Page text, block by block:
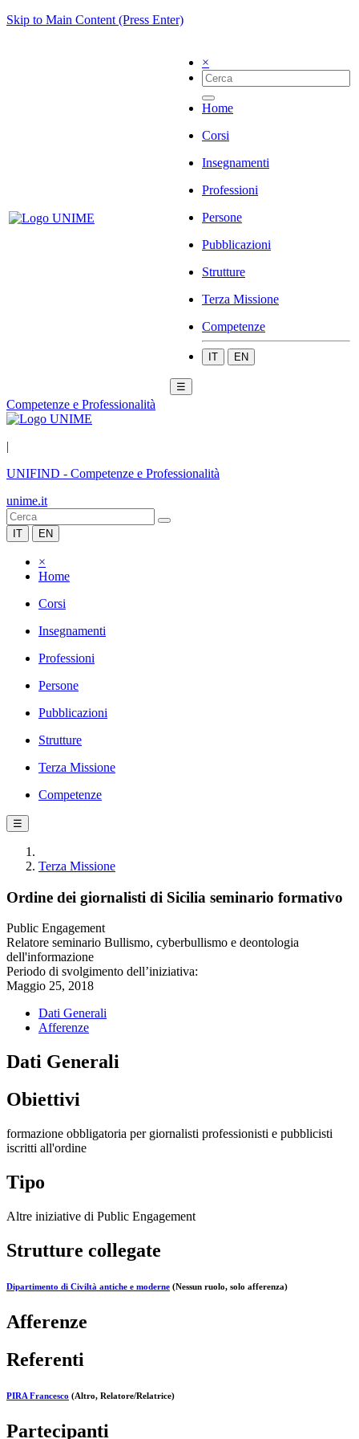
Skip to Main Content (Press Enter)
×
Home
Corsi
Insegnamenti
Professioni
Persone
Pubblicazioni
Strutture
Terza Missione
Competenze
IT EN
☰
Competenze e Professionalità
|
UNIFIND - Competenze e Professionalità
unime.it
IT EN
×
Home
Corsi
Insegnamenti
Professioni
Persone
Pubblicazioni
Strutture
Terza Missione
Competenze
☰
Terza Missione
Ordine dei giornalisti di Sicilia seminario formativo
Public Engagement
Relatore seminario Bullismo, cyberbullismo e deontologia
dell'informazione
Periodo di svolgimento dell’iniziativa:
Maggio 25, 2018
Dati Generali
Afferenze
Dati Generali
Obiettivi
formazione obbligatoria per giornalisti professionisti e pubblicisti
iscritti all'ordine
Tipo
Altre iniziative di Public Engagement
Strutture collegate
Dipartimento di Civiltà antiche e moderne (Nessun ruolo, solo afferenza)
Afferenze
Referenti
PIRA Francesco (Altro, Relatore/Relatrice)
Partecipanti